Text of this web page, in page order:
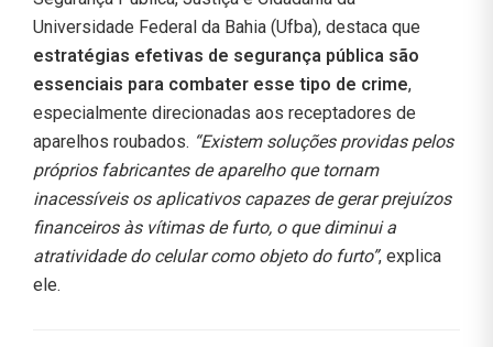
Universidade Federal da Bahia (Ufba), destaca que
estratégias efetivas de segurança pública são
essenciais para combater esse tipo de crime,
especialmente direcionadas aos receptadores de
aparelhos roubados. “Existem soluções providas pelos
próprios fabricantes de aparelho que tornam
inacessíveis os aplicativos capazes de gerar prejuízos
financeiros às vítimas de furto, o que diminui a
atratividade do celular como objeto do furto”, explica
ele.